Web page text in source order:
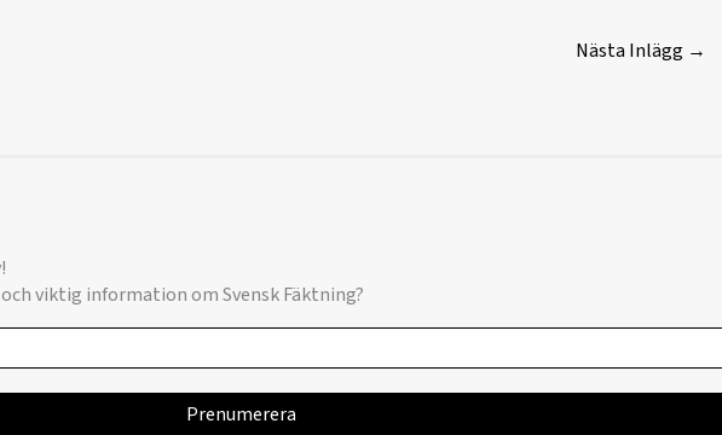
Nästa Inlägg →
viktig information om Svensk Fäktning?